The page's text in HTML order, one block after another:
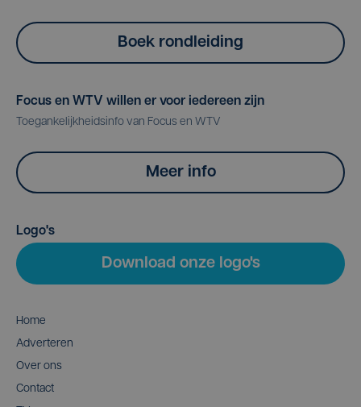
Boek rondleiding
Focus en WTV willen er voor iedereen zijn
Toegankelijkheidsinfo van Focus en WTV
Meer info
Logo's
Download onze logo's
Home
Adverteren
Over ons
Contact